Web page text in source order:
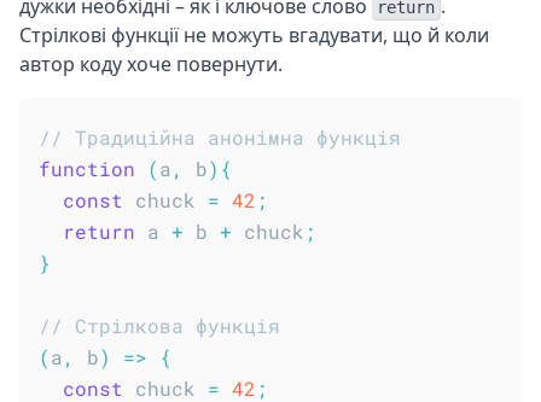
дужки необхідні – як і ключове слово
return .
Стрілкові функції не можуть вгадувати, що й коли
автор коду хоче повернути.
// Традиційна анонімна функція
function
(a , b) {
const chuck = 42 ;
return a + b + chuck ;
}
// Стрілкова функція
(a , b) =>
{
const chuck = 42 ;